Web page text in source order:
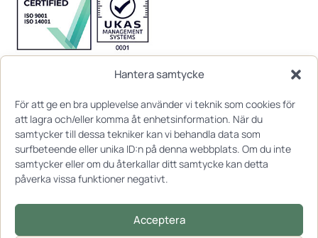
Hantera samtycke
För att ge en bra upplevelse använder vi teknik som cookies för
att lagra och/eller komma åt enhetsinformation. När du
samtycker till dessa tekniker kan vi behandla data som
surfbeteende eller unika ID:n på denna webbplats. Om du inte
samtycker eller om du återkallar ditt samtycke kan detta
påverka vissa funktioner negativt.
Acceptera